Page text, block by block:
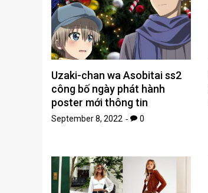
Uzaki-chan wa Asobitai ss2
công bố ngày phát hành
poster mới thông tin
September 8, 2022 0